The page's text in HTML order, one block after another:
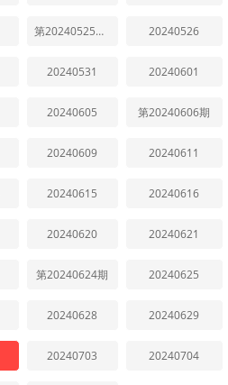
第20240525期下 20240526
20240531 20240601
20240605 第20240606期
20240609 20240611
20240615 20240616
20240620 20240621
第20240624期 20240625
20240628 20240629
20240703 20240704